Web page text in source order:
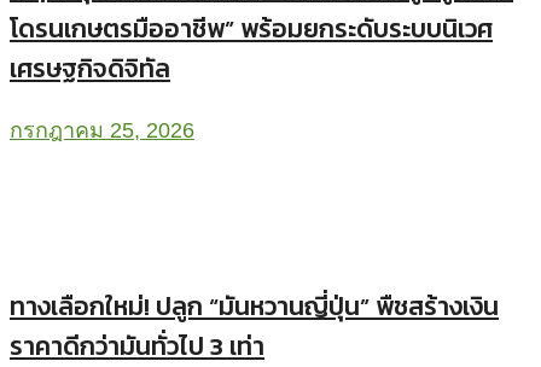
โดรนเกษตรมืออาชีพ” พร้อมยกระดับระบบนิเวศ
เศรษฐกิจดิจิทัล
กรกฎาคม 25, 2026
ทางเลือกใหม่! ปลูก “มันหวานญี่ปุ่น” พืชสร้างเงิน
ราคาดีกว่ามันทั่วไป 3 เท่า